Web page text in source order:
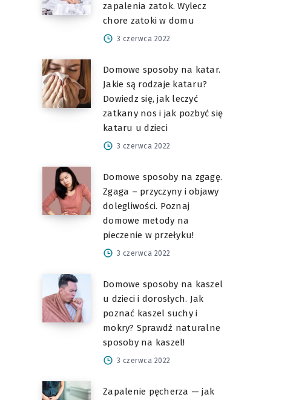
zapalenia zatok. Wylecz
chore zatoki w domu
3 czerwca 2022
Domowe sposoby na katar.
Jakie są rodzaje kataru?
Dowiedz się, jak leczyć
zatkany nos i jak pozbyć się
kataru u dzieci
3 czerwca 2022
Domowe sposoby na zgagę.
Zgaga – przyczyny i objawy
dolegliwości. Poznaj
domowe metody na
pieczenie w przełyku!
3 czerwca 2022
Domowe sposoby na kaszel
u dzieci i dorosłych. Jak
poznać kaszel suchy i
mokry? Sprawdź naturalne
sposoby na kaszel!
3 czerwca 2022
Zapalenie pęcherza — jak